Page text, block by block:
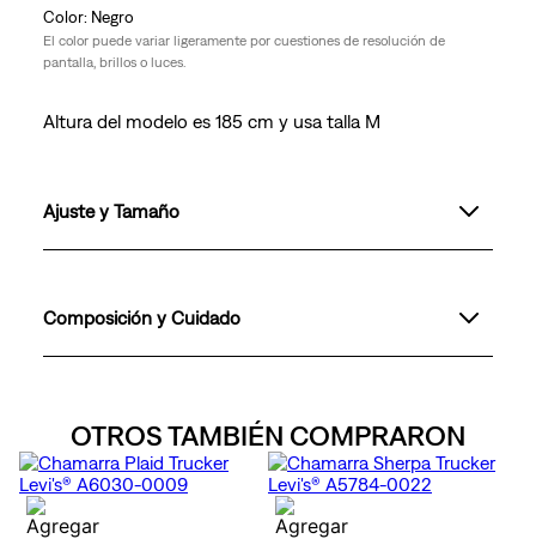
Negro
El color puede variar ligeramente por cuestiones de resolución de
pantalla, brillos o luces.
Altura del modelo es 185 cm y usa talla M
Ajuste y Tamaño
Composición y Cuidado
OTROS TAMBIÉN COMPRARON